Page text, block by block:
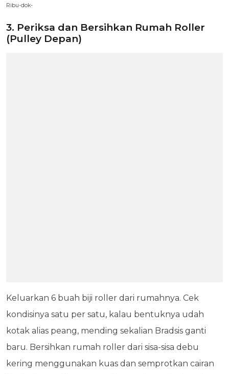
Ribu-dok-
3. Periksa dan Bersihkan Rumah Roller
(Pulley Depan)
Keluarkan 6 buah biji roller dari rumahnya. Cek
kondisinya satu per satu, kalau bentuknya udah
kotak alias peang, mending sekalian Bradsis ganti
baru. Bersihkan rumah roller dari sisa-sisa debu
kering menggunakan kuas dan semprotkan cairan